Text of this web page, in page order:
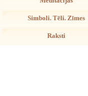
Simboli. Tēli. Zīmes
Raksti